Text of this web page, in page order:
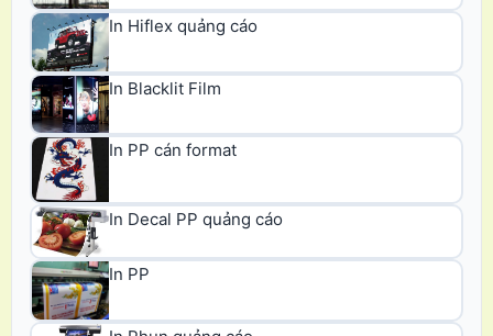
In Hiflex quảng cáo
In Blacklit Film
In PP cán format
In Decal PP quảng cáo
In PP